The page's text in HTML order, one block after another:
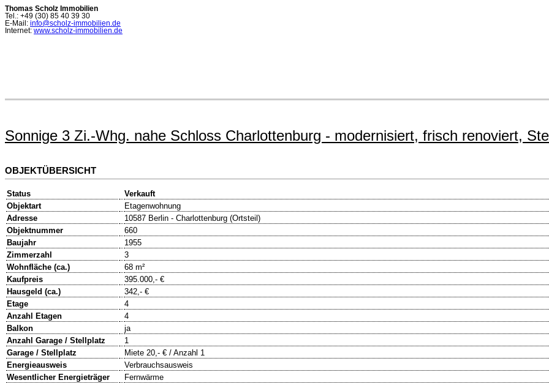
Thomas Scholz Immobilien
Tel.: +49 (30) 85 40 39 30
E-Mail: info@scholz-immobilien.de
Internet: www.scholz-immobilien.de
Sonnige 3 Zi.-Whg. nahe Schloss Charlottenburg - modernisiert, frisch renoviert,
OBJEKTÜBERSICHT
Status
Verkauft
Objektart
Etagenwohnung
Adresse
10587 Berlin - Charlottenburg (Ortsteil)
Objektnummer
660
Baujahr
1955
Zimmerzahl
3
Wohnfläche (ca.)
68 m²
Kaufpreis
395.000,- €
Hausgeld (ca.)
342,- €
Etage
4
Anzahl Etagen
4
Balkon
ja
Anzahl Garage / Stellplatz
1
Garage / Stellplatz
Miete 20,- € / Anzahl 1
Energieausweis
Verbrauchsausweis
Wesentlicher Energieträger
Fernwärme